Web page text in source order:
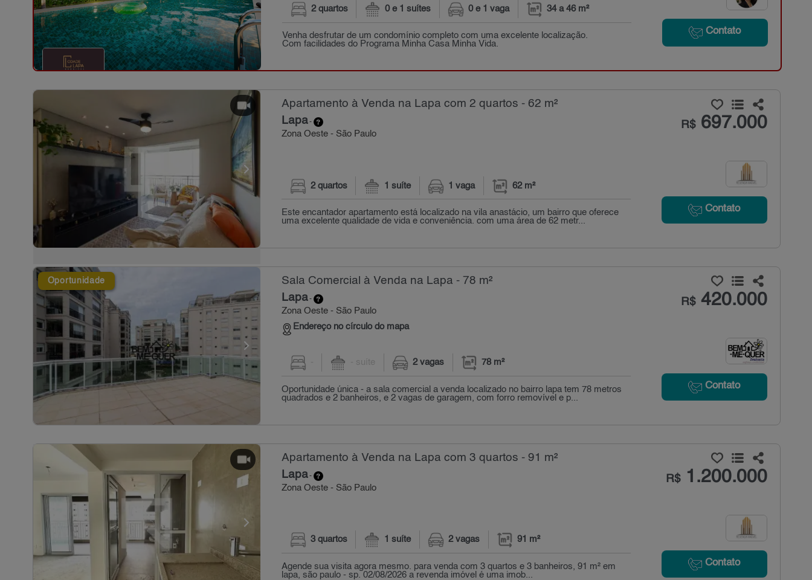
Contato
2 quartos 0 e 1 suítes 0 e 1 vaga 34 a 46 m²
Venha desfrutar de um condomínio completo com uma excelente localização.
Com facilidades do Programa Minha Casa Minha Vida.
Apartamento à Venda na Lapa com 2 quartos - 62 m²
Lapa-
Zona Oeste - São Paulo
R$697.000
Contato
2 quartos 1 suíte 1 vaga 62 m²
Este encantador apartamento está localizado na vila anastácio, um bairro que oferece
uma excelente qualidade de vida e conveniência. com uma área de 62 metr...
Oportunidade Sala Comercial à Venda na Lapa - 78 m²
Lapa-
Zona Oeste - São Paulo
Endereço no círculo do mapa
R$420.000
Contato
- - suíte 2 vagas 78 m²
Oportunidade única - a sala comercial a venda localizado no bairro lapa tem 78 metros
quadrados e 2 banheiros, e 2 vagas de garagem, com forro removível e p...
Apartamento à Venda na Lapa com 3 quartos - 91 m²
Lapa-
Zona Oeste - São Paulo
R$1.200.000
Contato
3 quartos 1 suíte 2 vagas 91 m²
Agende sua visita agora mesmo. para venda com 3 quartos e 3 banheiros, 91 m² em
lapa, são paulo - sp. 02/08/2026 a revenda imóvel é uma imob...